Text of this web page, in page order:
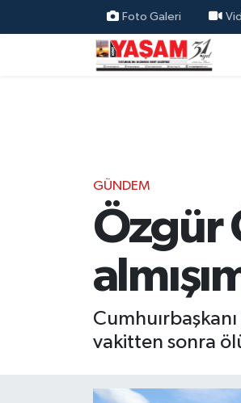
Foto Galeri
GÜNDEM
Özgür
vakitten sonra